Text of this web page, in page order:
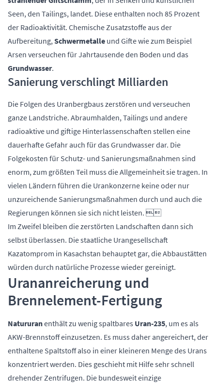
Seen, den Tailings, landet. Diese enthalten noch 85 Prozent
der Radioaktivität. Chemische Zusatzstoffe aus der
Aufbereitung,Schwermetalle und Gifte wie zum Beispiel
Arsen verseuchen für Jahrtausende den Boden und das
Grundwasser.
Sanierung verschlingt Milliarden
Die Folgen des Uranbergbaus zerstören und verseuchen
ganze Landstriche. Abraumhalden, Tailings und andere
radioaktive und giftige Hinterlassenschaften stellen eine
dauerhafte Gefahr auch für das Grundwasser dar. Die
Folgekosten für Schutz- und Sanierungsmaßnahmen sind
enorm, zum größten Teil muss die Allgemeinheit sie tragen. In
vielen Ländern führen die Urankonzerne keine oder nur
unzureichende Sanierungsmaßnahmen durch und auch die
Regierungen können sie sich nicht leisten. 
Im Zweifel bleiben die zerstörten Landschaften dann sich
selbst überlassen. Die staatliche Urangesellschaft
Kazatomprom in Kasachstan behauptet gar, die Abbaustätten
würden durch natürliche Prozesse wieder gereinigt.
Urananreicherung und
Brennelement-Fertigung
Natururanenthält zu wenig spaltbares Uran-235, um es als
AKW-Brennstoff einzusetzen. Es muss daher angereichert, der
enthaltene Spaltstoff also in einer kleineren Menge des Urans
konzentriert werden. Dies geschieht mit Hilfe sehr schnell
drehender Zentrifugen. Die bundesweit einzige